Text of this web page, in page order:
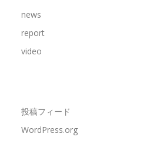
news
report
video
投稿フィード
WordPress.org